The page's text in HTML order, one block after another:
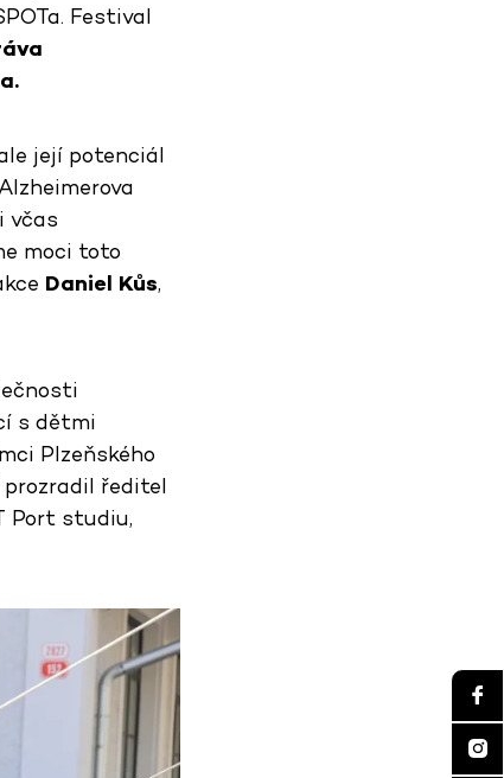
Festival
její potenciál
včas
moci toto
Daniel Kůs,
s dětmi
Plzeňského
prozradil ředitel
Port studiu,